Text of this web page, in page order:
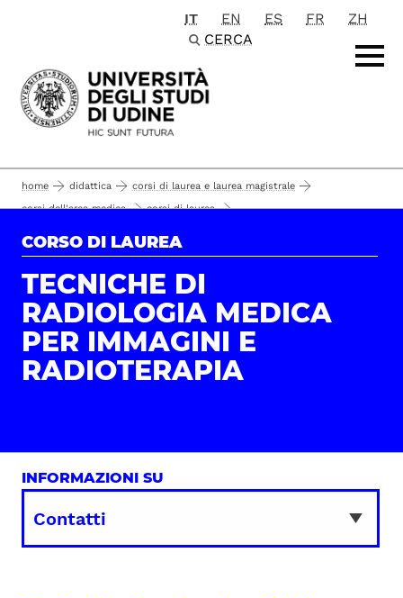
Passa al contenuto principale
IT EN ES FR
ZH
CERCA
home didattica
corsi di laurea e laurea magistrale
corsi dell'area medica
corsi di laurea
segreteria studenti di medicina e professioni sanitarie
CORSO DI LAUREA
TECNICHE DI
RADIOLOGIA MEDICA
PER IMMAGINI E
RADIOTERAPIA
INFORMAZIONI SU